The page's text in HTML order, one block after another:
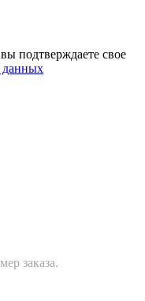
подтверждаете свое
данных
заказа.